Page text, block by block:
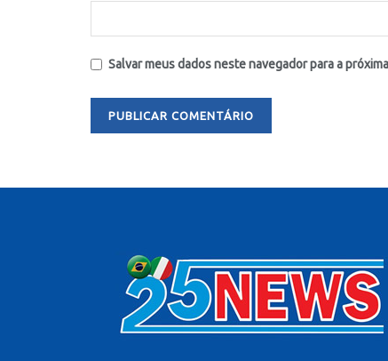
Salvar meus dados neste navegador para a